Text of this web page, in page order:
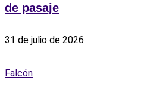
de pasaje
31 de julio de 2026
Falcón